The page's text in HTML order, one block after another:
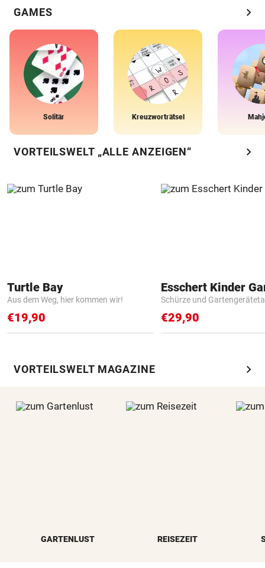
GAMES chevron_right
Solitär Kreuzworträtsel
VORTEILSWELT „ALLE ANZEIGEN“ chevron_right
Turtle Bay
Aus dem Weg, hier kommen wir!
€19,90
Schürze und
€29,90
VORTEILSWELT MAGAZINE chevron_right
GARTENLUST REISEZEIT